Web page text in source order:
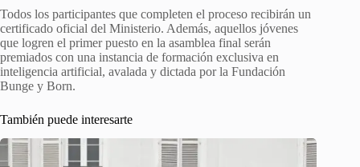
Todos los participantes que completen el proceso recibirán un
certificado oficial del Ministerio. Además, aquellos jóvenes
que logren el primer puesto en la asamblea final serán
premiados con una instancia de formación exclusiva en
inteligencia artificial, avalada y dictada por la Fundación
Bunge y Born.
También puede interesarte